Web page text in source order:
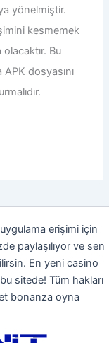
yönelmiştir.
kesmemek
olacaktır. Bu
APK dosyasını
erişimi için
paylaşılıyor ve sen
En yeni casino
sitede! Tüm hakları
bonanza oyna